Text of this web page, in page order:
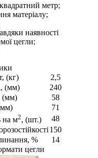
метр;
матеріалу;
наявності
цегли;
(кг)
2,5
(мм)
240
(мм)
58
71
на м2, (шт.)
48
150
%
14
цегли